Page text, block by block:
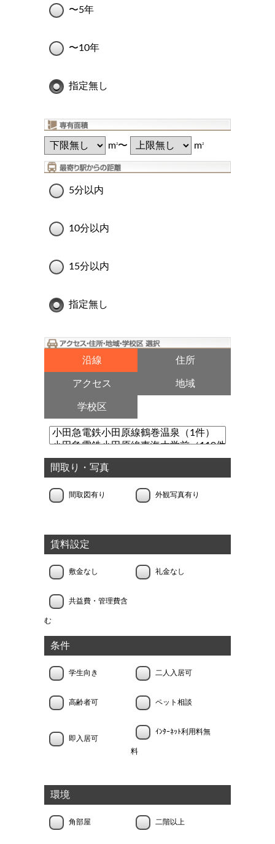
〜5年
〜10年
指定無し
m2〜 m2
5分以内
10分以内
15分以内
指定無し
沿線 住所
アクセス 地域
学校区
間取り・写真
間取図有り 外観写真有り
賃料設定
敷金なし 礼金なし
共益費・管理費含
む
条件
学生向き 二人入居可
高齢者可 ペット相談
即入居可
ｲﾝﾀｰﾈｯﾄ利用料無
料
環境
角部屋 二階以上